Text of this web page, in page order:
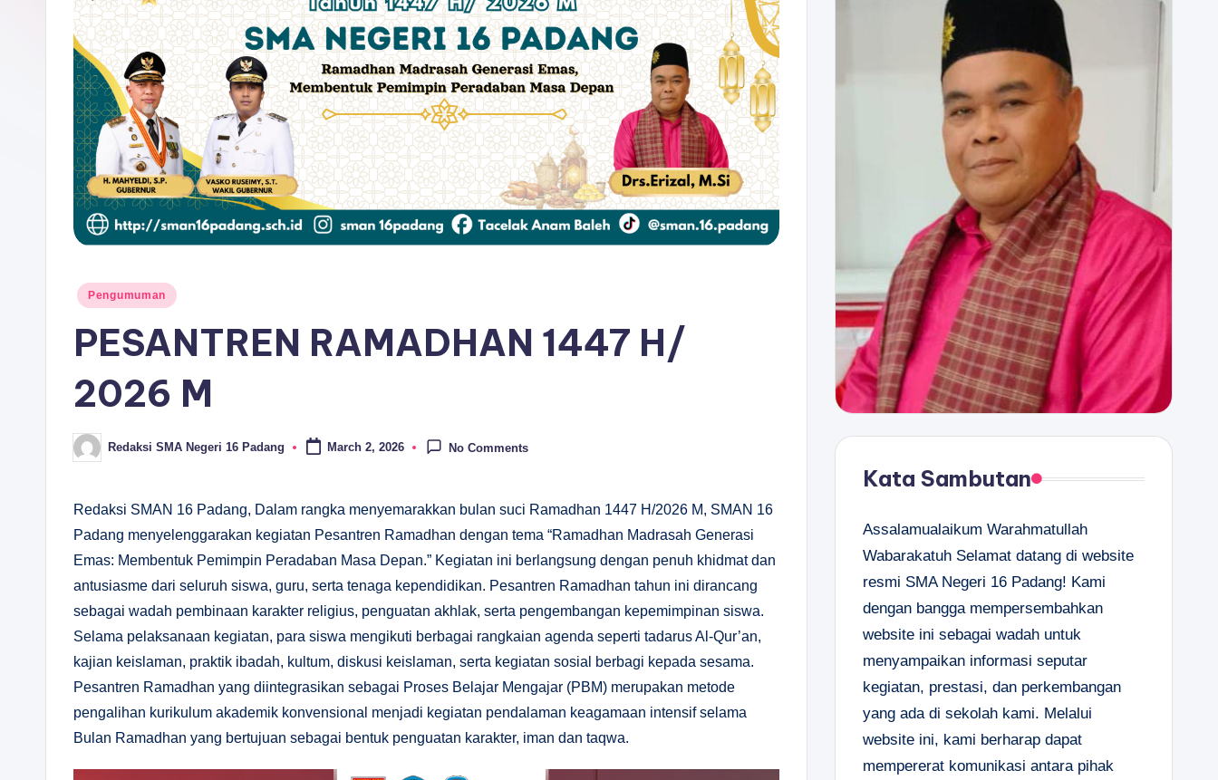
A
D
A
N
G
Posted
Pengumuman
PESANTREN RAMADHAN 1447 H/
2026 M
Posted
by
Redaksi SMA Negeri 16 Padang March 2, 2026 No Comments
Redaksi SMAN 16 Padang, Dalam rangka menyemarakkan bulan suci Ramadhan 1447 H/2026 M, SMAN 16
Padang menyelenggarakan kegiatan Pesantren Ramadhan dengan tema “Ramadhan Madrasah Generasi
Emas: Membentuk Pemimpin Peradaban Masa Depan.” Kegiatan ini berlangsung dengan penuh khidmat dan
antusiasme dari seluruh siswa, guru, serta tenaga kependidikan. Pesantren Ramadhan tahun ini dirancang
sebagai wadah pembinaan karakter religius, penguatan akhlak, serta pengembangan kepemimpinan siswa.
Selama pelaksanaan kegiatan, para siswa mengikuti berbagai rangkaian agenda seperti tadarus Al-Qur’an,
kajian keislaman, praktik ibadah, kultum, diskusi keislaman, serta kegiatan sosial berbagi kepada sesama.
Pesantren Ramadhan yang diintegrasikan sebagai Proses Belajar Mengajar (PBM) merupakan metode
pengalihan kurikulum akademik konvensional menjadi kegiatan pendalaman keagamaan intensif selama
Bulan Ramadhan yang bertujuan sebagai bentuk penguatan karakter, iman dan taqwa.
Kata Sambutan
Assalamualaikum Warahmatullah
Wabarakatuh Selamat datang di website
resmi SMA Negeri 16 Padang! Kami
dengan bangga mempersembahkan
website ini sebagai wadah untuk
menyampaikan informasi seputar
kegiatan, prestasi, dan perkembangan
yang ada di sekolah kami. Melalui
website ini, kami berharap dapat
mempererat komunikasi antara pihak